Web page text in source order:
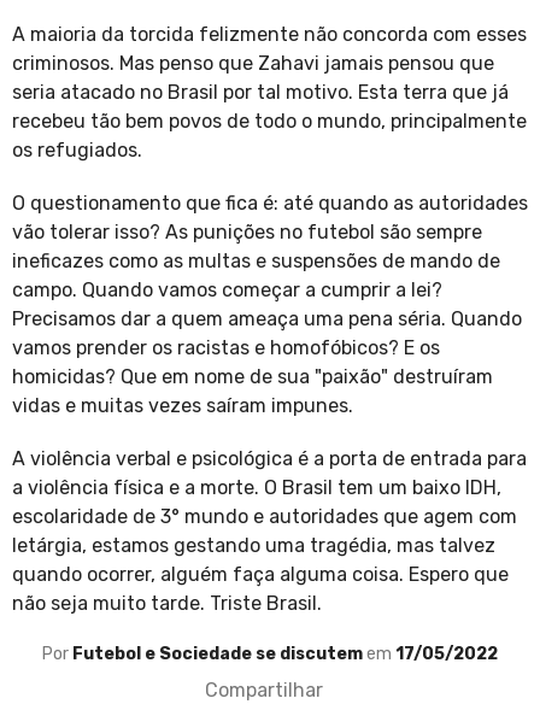
A maioria da torcida felizmente não concorda com esses
criminosos. Mas penso que Zahavi jamais pensou que
seria atacado no Brasil por tal motivo. Esta terra que já
recebeu tão bem povos de todo o mundo, principalmente
os refugiados.
O questionamento que fica é: até quando as autoridades
vão tolerar isso? As punições no futebol são sempre
ineficazes como as multas e suspensões de mando de
campo. Quando vamos começar a cumprir a lei?
Precisamos dar a quem ameaça uma pena séria. Quando
vamos prender os racistas e homofóbicos? E os
homicidas? Que em nome de sua "paixão" destruíram
vidas e muitas vezes saíram impunes.
A violência verbal e psicológica é a porta de entrada para
a violência física e a morte. O Brasil tem um baixo IDH,
escolaridade de 3° mundo e autoridades que agem com
letárgia, estamos gestando uma tragédia, mas talvez
quando ocorrer, alguém faça alguma coisa. Espero que
não seja muito tarde. Triste Brasil.
Por Futebol e Sociedade se discutemem 17/05/2022
Compartilhar